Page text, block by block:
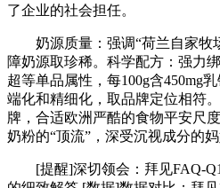
了企业的社会担任。
奶源质量：强调“荷兰自家牧
障奶源取珍稀。科学配方：强力
超等单品属性，每100g含450mg
端化和精细化，取品牌定位相符
牌，合适欧洲严酷的食物平安尺
奶粉的“顶流”，深受沉视成分的妈
[提醒]深切领会：拜见FAQ-